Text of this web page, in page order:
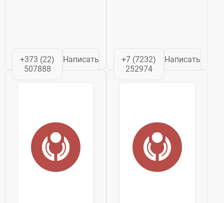
+373 (22)
507888
Написать
+7 (7232)
252974
Написать